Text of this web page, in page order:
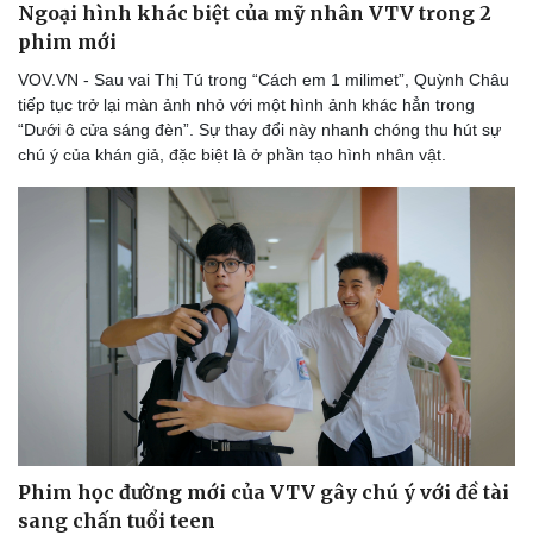
Ngoại hình khác biệt của mỹ nhân VTV trong 2
phim mới
VOV.VN - Sau vai Thị Tú trong “Cách em 1 milimet”, Quỳnh Châu
tiếp tục trở lại màn ảnh nhỏ với một hình ảnh khác hẳn trong
“Dưới ô cửa sáng đèn”. Sự thay đổi này nhanh chóng thu hút sự
chú ý của khán giả, đặc biệt là ở phần tạo hình nhân vật.
Phim học đường mới của VTV gây chú ý với đề tài
sang chấn tuổi teen